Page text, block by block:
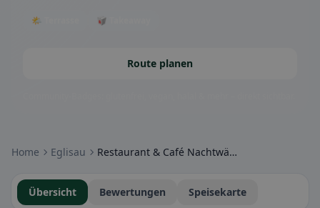
🌤 Terrasse 🥡 Takeaway
Route planen
Home Eglisau Restaurant & Café Nachtwächter
Übersicht Bewertungen Speisekarte